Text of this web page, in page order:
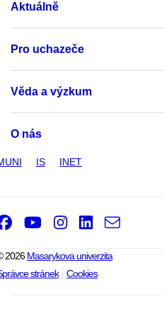
Aktuálně
Pro uchazeče
Věda a výzkum
O nás
IS INET
2026Masarykova univerzita
stránek
Cookies
Facebook
Youtube
Instagram
LinkedIn
e-